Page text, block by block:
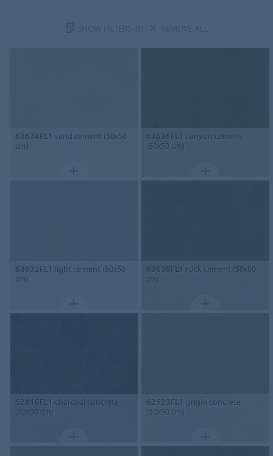
63634FL1 sand cement (50x50
cm)
63636FL1 canyon cement
(50x50 cm)
63632FL1 light cement (50x50
cm)
63638FL1 rock cement (50x50
cm)
62418FL1 charcoal concrete
(50x50 cm)
62523FL1 grigio concrete
(50x50 cm)